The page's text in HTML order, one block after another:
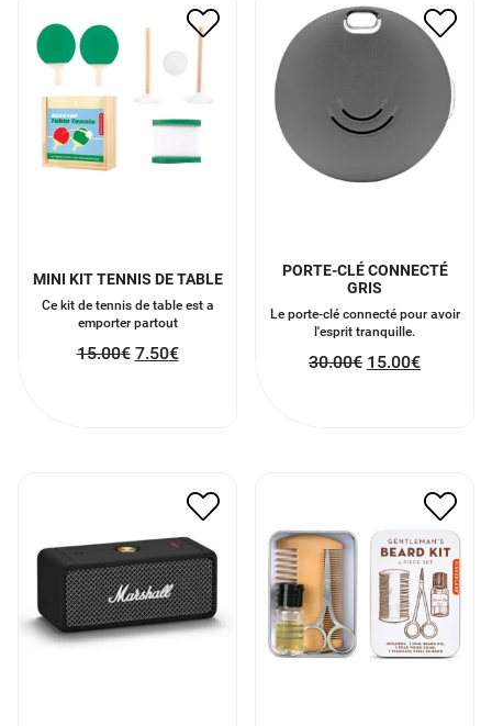
MINI KIT TENNIS DE TABLE
Ce kit de tennis de table est a
emporter partout
15.00€ 7.50€
30.00€ 15.00
PORTE-CLÉ CONNECTÉ
GRIS
Le porte-clé connecté pour avoir
l'esprit tranquille.
30.00€ 15.00€
€